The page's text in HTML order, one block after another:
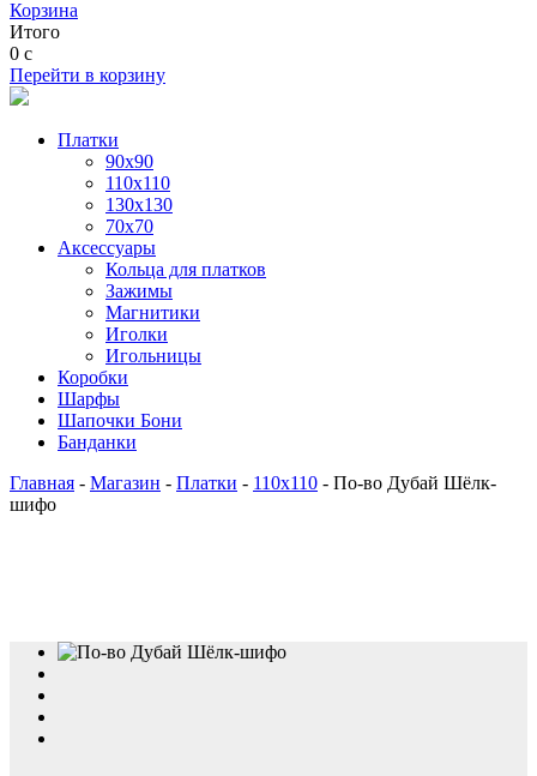
Корзина
Итого
0 c
Перейти в корзину
Платки
90x90
110x110
130x130
70х70
Аксессуары
Кольца для платков
Зажимы
Магнитики
Иголки
Игольницы
Коробки
Шарфы
Шапочки Бони
Банданки
Главная - Магазин - Платки - 110x110 - По-во Дубай Шёлк-
шифо